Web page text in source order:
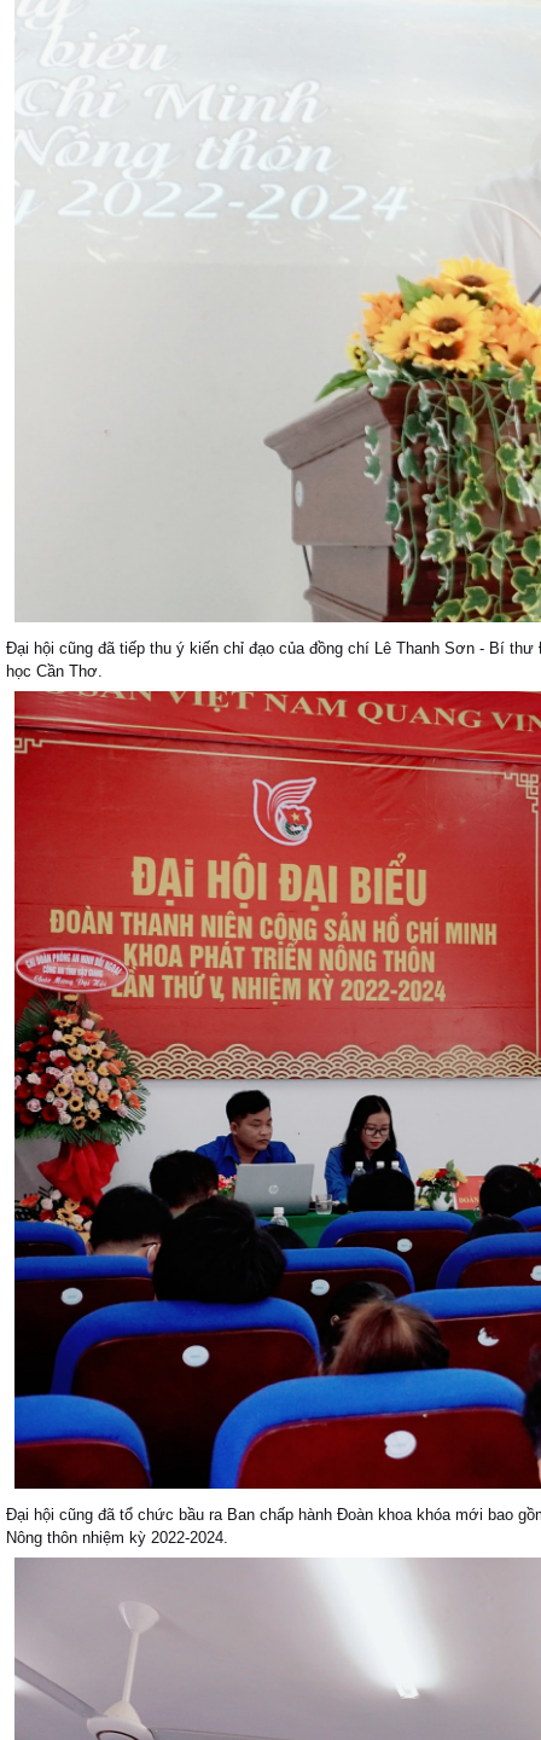
Đại hội cũng đã tiếp thu ý kiến chỉ đạo của đồng chí Lê Thanh Sơn - Bí
học Cần Thơ.
Đại hội cũng đã tổ chức bầu ra Ban chấp hành Đoàn khoa khóa mới bao
Nông thôn nhiệm kỳ 2022-2024.